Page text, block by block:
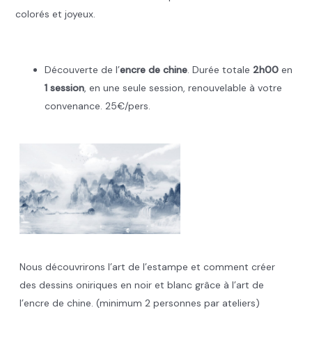
colorés et joyeux.
Découverte de l’encre de chine. Durée totale 2h00en
1 session, en une seule session, renouvelable à votre
convenance. 25€/pers.
Nous découvrirons l’art de l’estampe et comment créer
des dessins oniriques en noir et blanc grâce à l’art de
l’encre de chine. (minimum 2 personnes par ateliers)